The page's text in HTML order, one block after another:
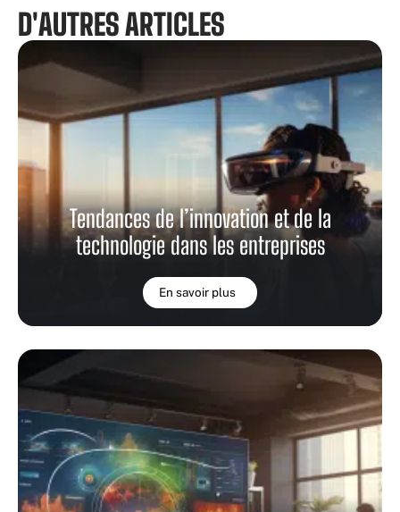
D'AUTRES ARTICLES
Tendances de l’innovation et de la
technologie dans les entreprises
En savoir plus